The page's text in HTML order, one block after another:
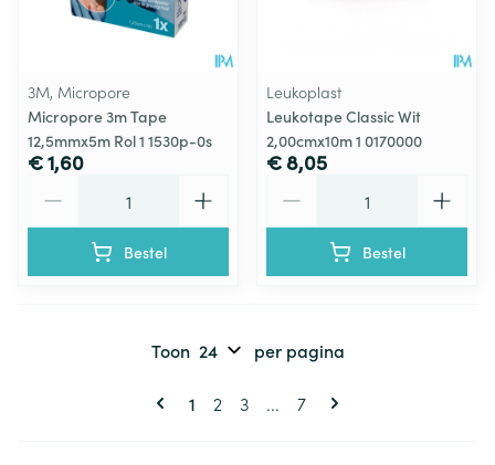
3M, Micropore
Micropore 3m Tape
12,5mmx5m Rol 1 1530p-0s
€ 1,60
Bestel
Leukoplast
Leukotape Classic Wit
2,00cmx10m 1 0170000
€ 8,05
Bestel
Pagina's
U lees momenteel pagina
1 Pagina
2 Pagina
3 ... Pagina
7
Toon per pagina